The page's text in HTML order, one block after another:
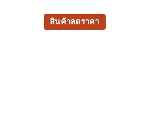
applied in the
glues or other
สินค้าลดราคา